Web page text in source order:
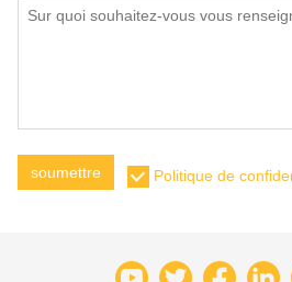
soumettre Politique de